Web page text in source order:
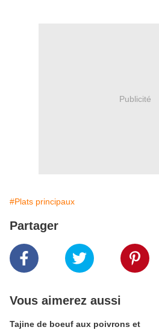
Publicité
#Plats principaux
Partager
Vous aimerez aussi
Tajine de boeuf aux poivrons et